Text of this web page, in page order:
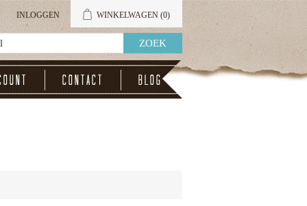
INLOGGEN WINKELWAGEN (0)
Contact Blog